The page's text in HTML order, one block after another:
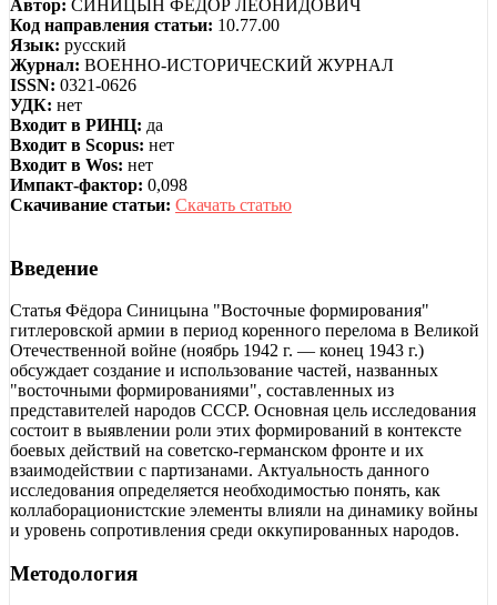
Автор: СИНИЦЫН ФЁДОР ЛЕОНИДОВИЧ
Код направления статьи: 10.77.00
Язык: русский
Журнал: ВОЕННО-ИСТОРИЧЕСКИЙ ЖУРНАЛ
ISSN: 0321-0626
УДК: нет
Входит в РИНЦ: да
Входит в Scopus: нет
Входит в Wos: нет
Импакт-фактор: 0,098
Скачивание статьи: Скачать статью
Введение
Статья Фёдора Синицына "Восточные формирования"
гитлеровской армии в период коренного перелома в Великой
Отечественной войне (ноябрь 1942 г. — конец 1943 г.)
обсуждает создание и использование частей, названных
"восточными формированиями", составленных из
представителей народов СССР. Основная цель исследования
состоит в выявлении роли этих формирований в контексте
боевых действий на советско-германском фронте и их
взаимодействии с партизанами. Актуальность данного
исследования определяется необходимостью понять, как
коллаборационистские элементы влияли на динамику войны
и уровень сопротивления среди оккупированных народов.
Методология